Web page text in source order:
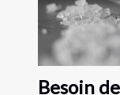
Besoin